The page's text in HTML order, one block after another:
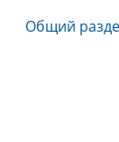
материалы
Акционерного
Общий